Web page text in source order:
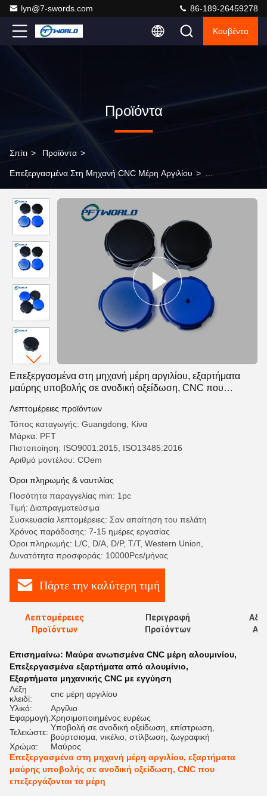
lyn@7-swords.com 86-189-26459278
Κουβέντα
Προϊόντα
Σπίτι > Προϊόντα >
Επεξεργασμένα Στη Μηχανή CNC Μέρη Αργιλίου >
υποβολής σε ανοδική οξείδωση, CNC που επεξεργάζονται τα
μέρη
Επεξεργασμένα στη μηχανή μέρη αργιλίου, εξαρτήματα
μαύρης υποβολής σε ανοδική οξείδωση, CNC που
Λεπτομέρειες προϊόντων
Τόπος καταγωγής: Guangdong, Κίνα
Μάρκα: PFT
Πιστοποίηση: ISO9001:2015, ISO13485:2016
Αριθμό μοντέλου: COem
Όροι πληρωμής & ναυτιλίας
Ποσότητα παραγγελίας min: 1pc
Τιμή: Διαπραγματεύσιμα
Συσκευασία λεπτομέρειες: Σαν απαίτηση του πελάτη
Χρόνος παράδοσης: 7-15 ημέρες εργασίας
Όροι πληρωμής: L/C, D/A, D/P, T/T, Western Union,
Δυνατότητα προσφοράς: 10000Pcs/μήνας
Πάρτε την καλύτερη τιμή
Λεπτομέρειες
Προϊόντων
Περιγραφή
Προϊόντων
Επισημαίνω: Μαύρα ανωτισμένα CNC μέρη αλουμινίου,
Επεξεργασμένα εξαρτήματα από αλουμίνιο,
Εξαρτήματα μηχανικής CNC με εγγύηση
Λέξη
κλειδί:
cnc μέρη αργιλίου
Υλικό:
Αργίλιο
Εφαρμογή:Χρησιμοποιημένος ευρέως
Τελειώστε: Υποβολή σε ανοδική οξείδωση, επίστρωση,
βούρτσισμα, νικέλιο, στίλβωση, ζωγραφική
Χρώμα:
Μαύρος
Επεξεργασμένα στη μηχανή μέρη αργιλίου, εξαρτήματα
μαύρης υποβολής σε ανοδική οξείδωση, CNC που
επεξεργάζονται τα μέρη